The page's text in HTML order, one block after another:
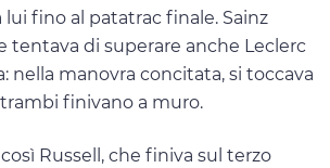
lui fino al patatrac finale. Sainz
tentava di superare anche Leclerc
nella manovra concitata, si toccava
finivano a muro.
Russell, che finiva sul terzo